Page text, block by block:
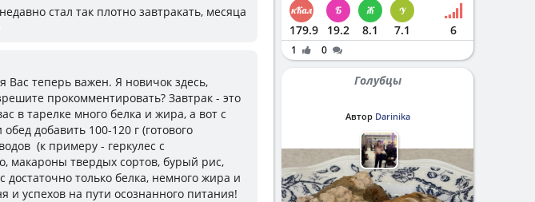
стал так плотно завтракать, месяца
Вас теперь важен. Я новичок здесь,
прокомментировать? Завтрак - это
тарелке много белка и жира, а вот с
добавить 100-120 г (готового
(к примеру - геркулес с
макароны твердых сортов, бурый рис,
только белка, немного жира и
и успехов на пути осознанного питания!
179.9 19.2 8.1 7.1 6
1 0
Голубцы
Автор Darinika